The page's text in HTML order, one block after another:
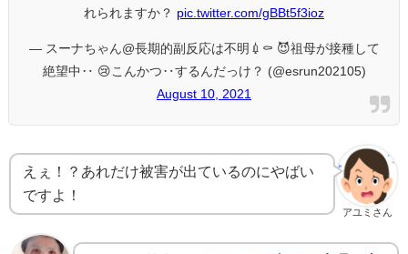
れられますか？ pic.twitter.com/gBBt5f3ioz
— スーナちゃん@長期的副反応は不明💉⚰ 😈祖母が接種して
絶望中‥ 😢こんかつ‥するんだっけ？ (@esrun202105)
August 10, 2021
アユミさん
えぇ！？あれだけ被害が出ているのにやばい
ですよ！